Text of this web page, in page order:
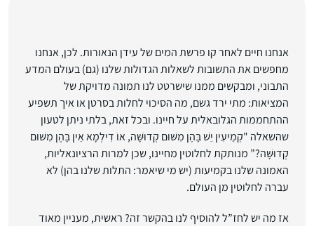
אנחנו חיים לאחר קו פרשת המים של עידן הנאורות. לכן, אנחנו
מחפשים את התשובות לשאלות הגדולות שלנו (גם) בעולם המדע
התבוני, ומבקשים ממנו שישרטט לנו תמונה מדויקת של
המציאות: מתי ירד גשם, מה הסיכוי לחלות בסרטן או איך תשפיע
ההתחממות הגלובאלית על חיינו. ובכל זאת, בלתי ניתן לטעון
שהשאלה "קְמֵיעִין יֵשׁ בָּהֶן מִשּׁוּם קְדוּשָּׁה, אוֹ דִילְמָא אֵין בָּהֶן מִשּׁוּם
קְדוּשָּׁה?” מנותקת לחלוטין מחיינו, שכן למרות הרציונאליות,
האמונה שלנו בקמיעות (יש מי שיאמר: התלות שלנו בהן) לא
עברה לחלוטין מן העולם.
אז מה יש לחז”ל להוסיף לנו בהקשר זה? ראשית, מעניין מאוד